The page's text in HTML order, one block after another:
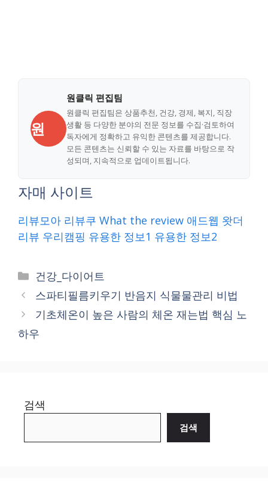
원
원클릭 편집팀
원클릭 편집팀은 상품추천, 건강, 경제, 복지, 직장
생활 등 다양한 분야의 전문 정보를 수집·검토하여
독자에게 정확하고 유익한 콘텐츠를 제공합니다.
모든 콘텐츠는 신뢰할 수 있는 자료를 바탕으로 작
성되며, 지속적으로 업데이트됩니다.
자매 사이트
리뷰모아 리뷰쿠 What the review 애드웹 왓더
리뷰 우리캠핑 유용한 정보1 유용한 정보2
Categories
건강_다이어트
스파티필름키우기 반음지 식물물관리 비법
기초체온이 높은 사람의 체온 재는법 핵심 노
하우
검색
검색